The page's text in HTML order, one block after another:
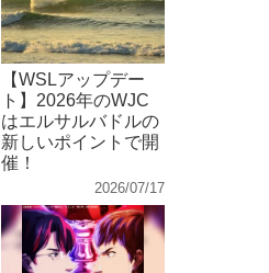
【WSLアップデー
ト】2026年のWJC
はエルサルバドルの
新しいポイントで開
催！
2026/07/17